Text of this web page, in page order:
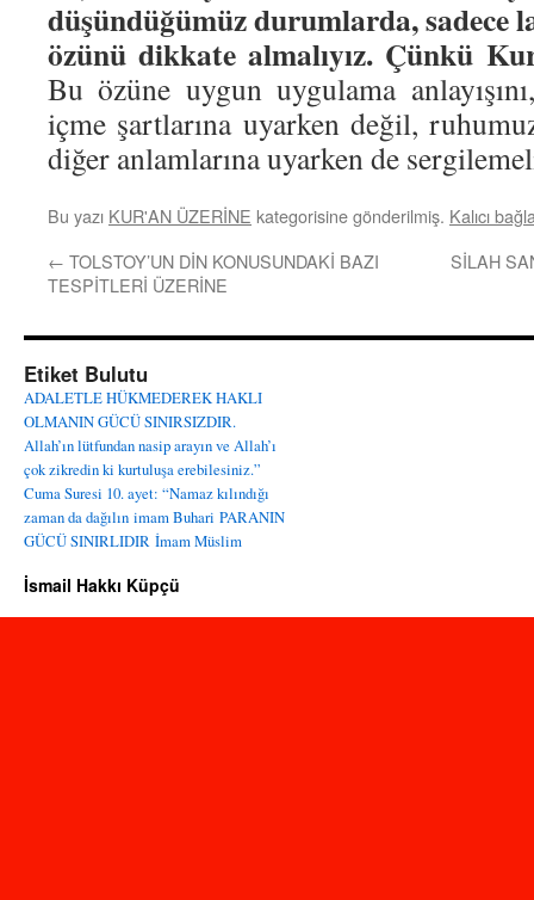
düşündüğümüz durumlarda, sadece
özünü dikkate almalıyız. Çünkü
Bu özüne uygun uygulama
içme şartlarına uyarken değil,
diğer anlamlarına uyarken de
Bu yazı KUR'AN ÜZERİNE kategorisine gönderilmiş. Kalıcı
← TOLSTOY’UN DİN KONUSUNDAKİ BAZI
TESPİTLERİ ÜZERİNE
SİLAH
Etiket Bulutu
ADALETLE HÜKMEDEREK HAKLI
OLMANIN GÜCÜ SINIRSIZDIR.
Allah’ın lütfundan nasip arayın ve Allah’ı
çok zikredin ki kurtuluşa erebilesiniz.”
Cuma Suresi 10. ayet: “Namaz kılındığı
zaman da dağılın imam Buhari PARANIN
GÜCÜ SINIRLIDIR İmam Müslim
İsmail Hakkı Küpçü